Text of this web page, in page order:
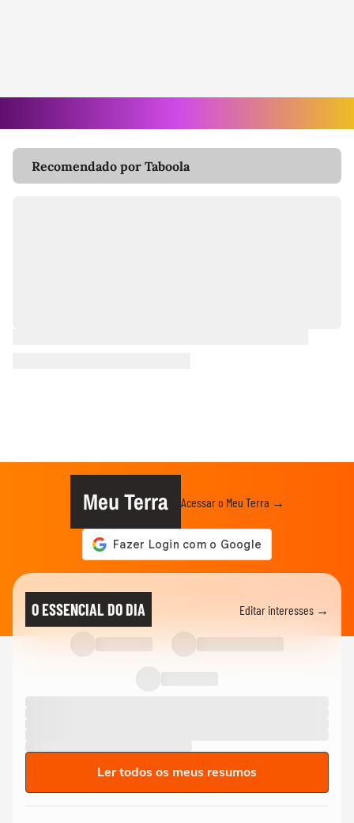
Recomendado por Taboola
Meu Terra Acessar o Meu Terra →
O ESSENCIAL DO DIA Editar interesses →
Ler todos os meus resumos